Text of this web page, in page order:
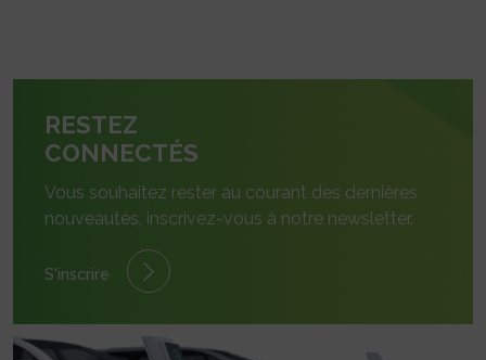
RESTEZ
CONNECTÉS
Vous souhaitez rester au courant des dernières
nouveautés, inscrivez-vous à notre newsletter.
S'inscrire